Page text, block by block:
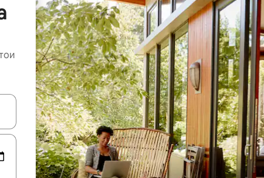
со стрелки нагоре и надолу или истражувајте со